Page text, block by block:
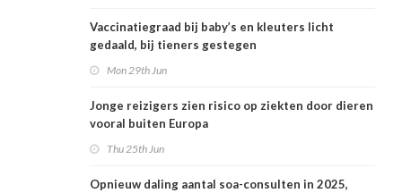
Vaccinatiegraad bij baby’s en kleuters licht
gedaald, bij tieners gestegen
Mon 29th Jun
Jonge reizigers zien risico op ziekten door dieren
vooral buiten Europa
Thu 25th Jun
Opnieuw daling aantal soa-consulten in 2025,